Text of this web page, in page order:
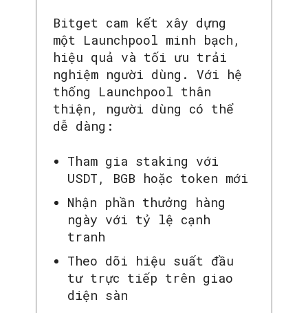
Bitget cam kết xây dựng
một Launchpool minh bạch,
hiệu quả và tối ưu trải
nghiệm người dùng. Với hệ
thống Launchpool thân
thiện, người dùng có thể
dễ dàng:
Tham gia staking với
USDT, BGB hoặc token mới
Nhận phần thưởng hàng
ngày với tỷ lệ cạnh
tranh
Theo dõi hiệu suất đầu
tư trực tiếp trên giao
diện sàn